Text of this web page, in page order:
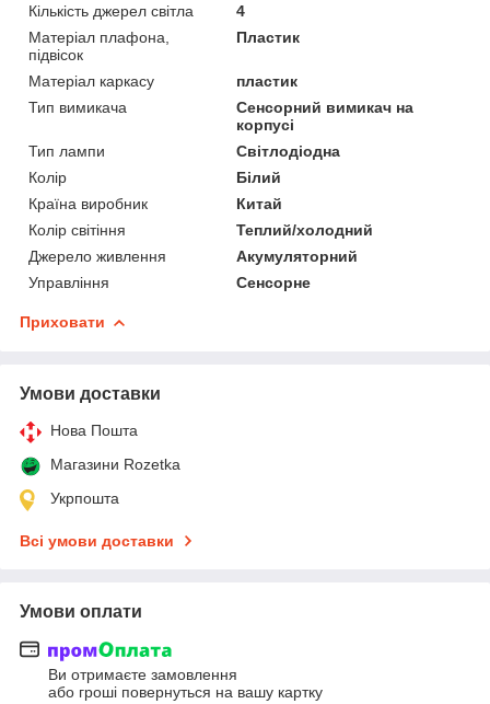
Кількість джерел світла
4
Матеріал плафона,
підвісок
Пластик
Матеріал каркасу
пластик
Тип вимикача
Сенсорний вимикач на
корпусі
Тип лампи
Світлодіодна
Колір
Білий
Країна виробник
Китай
Колір світіння
Теплий/холодний
Джерело живлення
Акумуляторний
Управління
Сенсорне
Приховати
Умови доставки
Нова Пошта
Магазини Rozetka
Укрпошта
Всі умови доставки
Умови оплати
Ви отримаєте замовлення
або гроші повернуться на вашу картку